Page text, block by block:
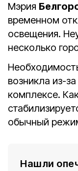
Мэрия
временном
освещения.
несколько
возникла из-
комплексе.
обычный
Нашли